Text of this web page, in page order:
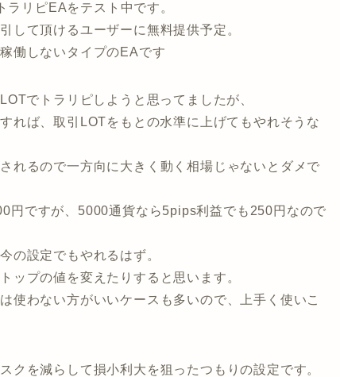
リピEAをテスト中です。
して頂けるユーザーに無料提供予定。
働しないタイプのEAです
でトラリピしようと思ってましたが、
れば、取引LOTをもとの水準に上げてもやれそうな
れるので一方向に大きく動く相場じゃないとダメで
円ですが、5000通貨なら5pips利益でも250円なので
の設定でもやれるはず。
ップの値を変えたりすると思います。
使わない方がいいケースも多いので、上手く使いこ
クを減らして損小利大を狙ったつもりの設定です。